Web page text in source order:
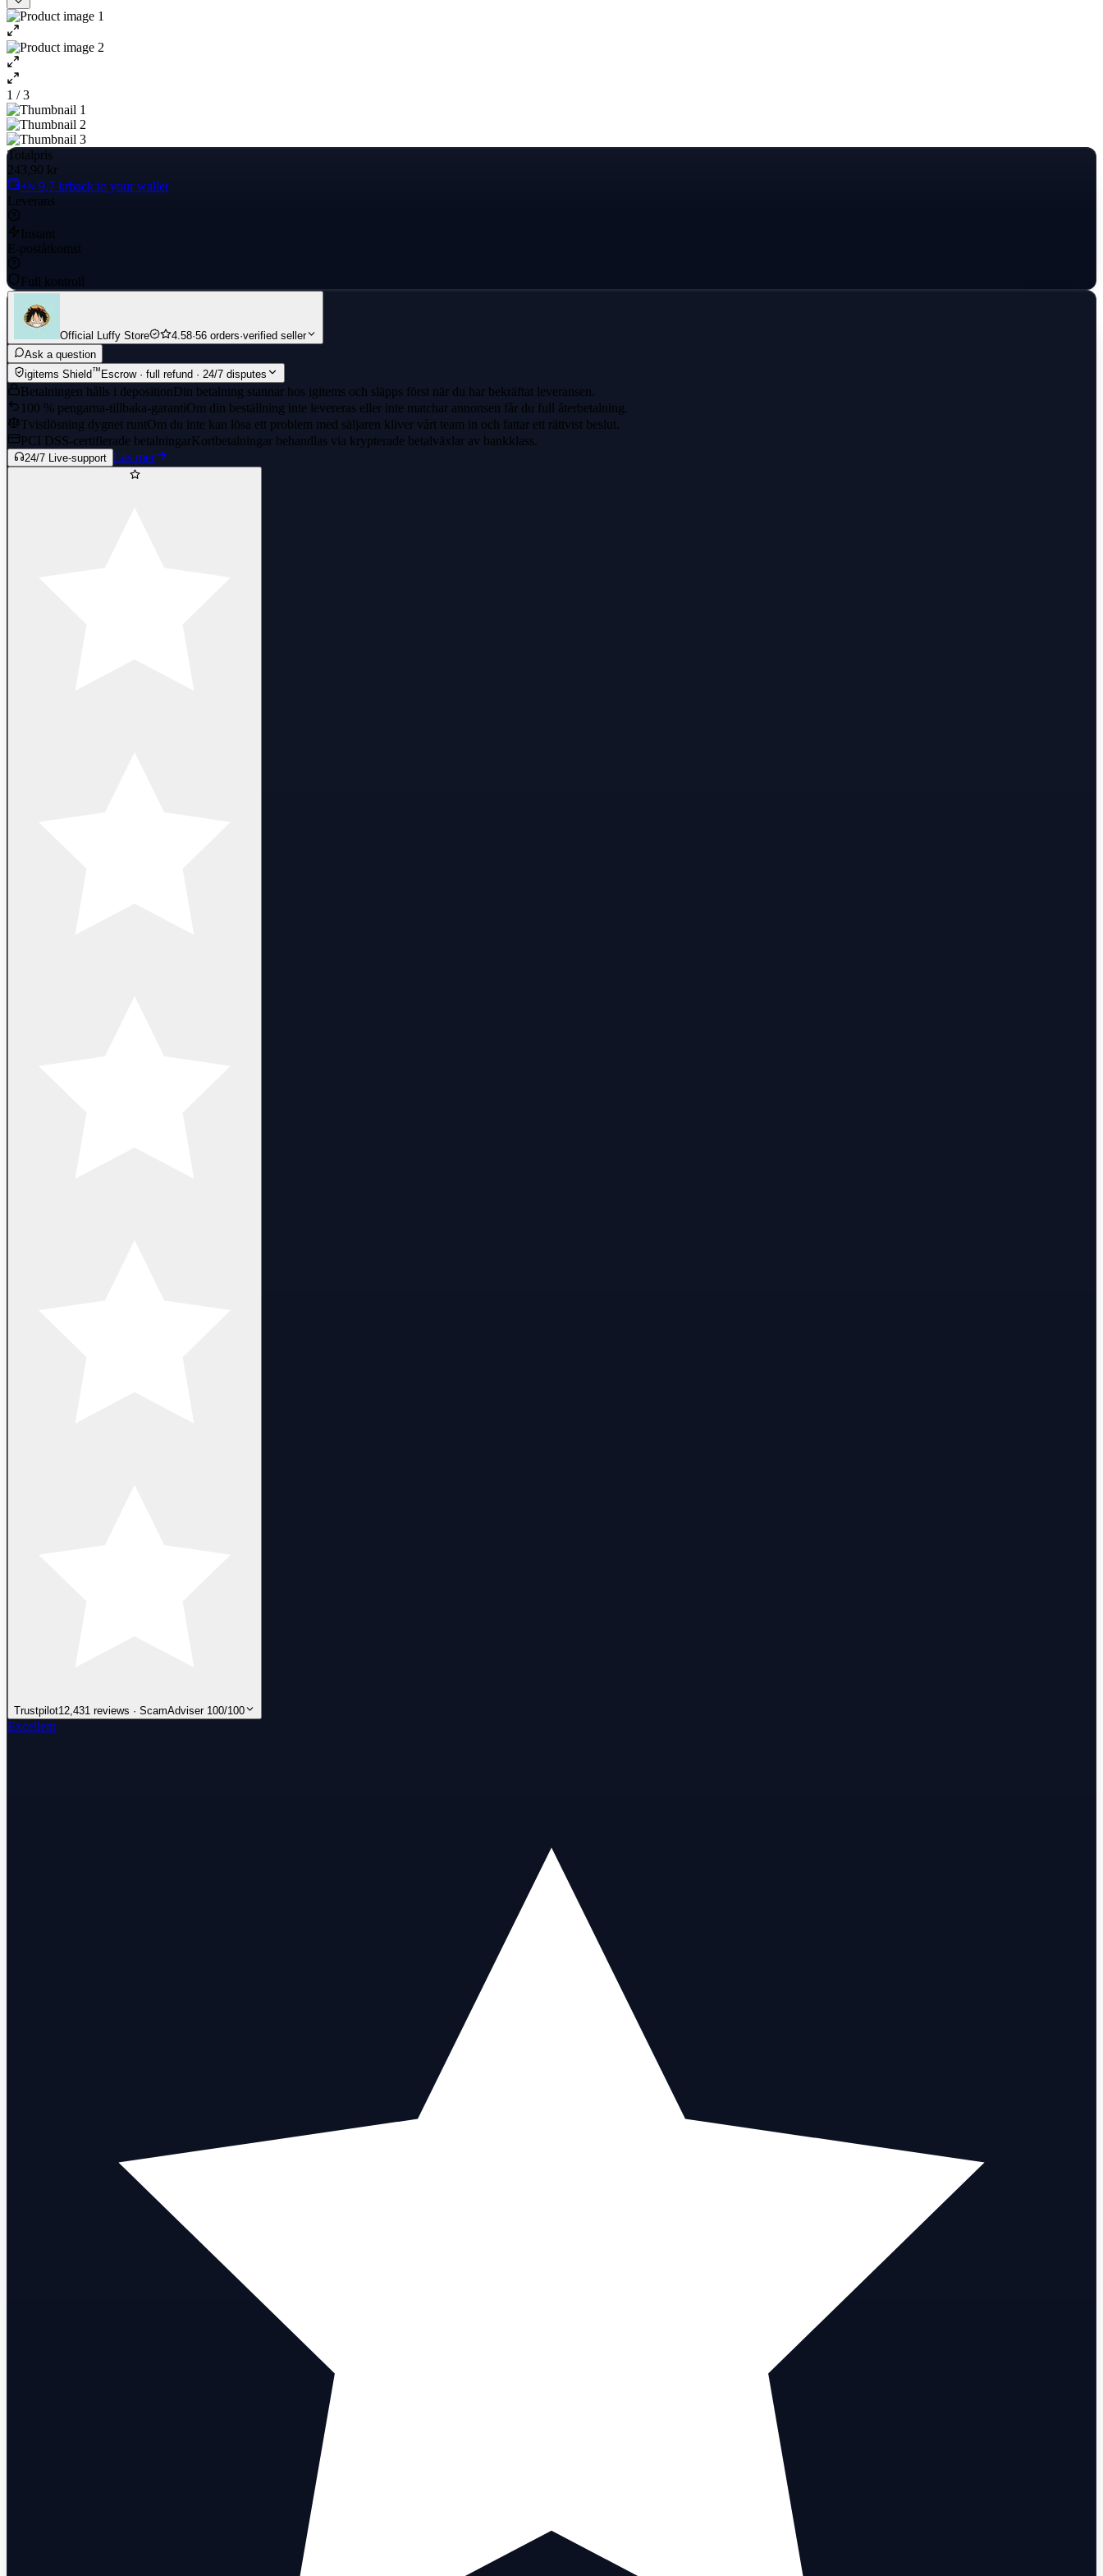
1 / 3
Totalpris
243,90 kr
+≈ 9,7 krback to your wallet
Leverans
Instant
E-poståtkomst
Full kontroll
Official Luffy Store 4.58·56 orders·verified seller
Ask a question
igitems Shield™Escrow · full refund · 24/7 disputes
Betalningen hålls i depositionDin betalning stannar hos igitems och släpps först när du har bekräftat leveransen.
100 % pengarna-tillbaka-garantiOm din beställning inte levereras eller inte matchar annonsen får du full återbetalning.
Tvistlösning dygnet runtOm du inte kan lösa ett problem med säljaren kliver vårt team in och fattar ett rättvist beslut.
PCI DSS-certifierade betalningarKortbetalningar behandlas via krypterade betalväxlar av bankklass.
24/7 Live-support Läs mer
Trustpilot12,431 reviews · ScamAdviser 100/100
Excellent